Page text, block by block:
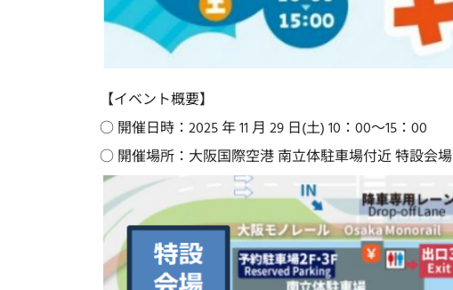
【イベント概要】
○ 開催日時：2025 年 11 月 29 日(土) 10：00～15：00
○ 開催場所：大阪国際空港 南立体駐車場付近 特設会場